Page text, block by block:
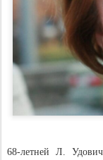
68-летней Л.